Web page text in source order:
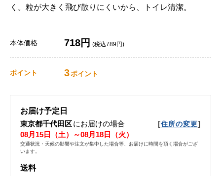
く。粒が大きく飛び散りにくいから、トイレ清潔。
本体価格 718円 (税込789円)
ポイント 3ポイント
お届け予定日
東京都千代田区にお届けの場合 [住所の変更]
08月15日（土）～08月18日（火）
交通状況・天候の影響や注文が集中した場合等、お届けに時間を頂く場合がござ
います。
送料